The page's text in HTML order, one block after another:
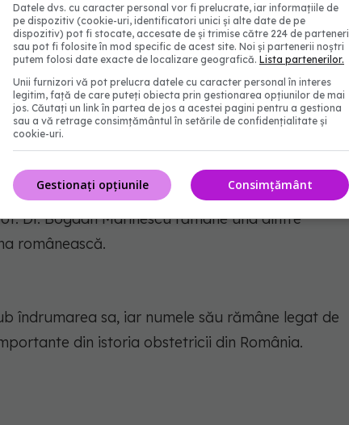
pentru transformările sistemului sanitar
1996 și senator în legislatura 1996-2000 în
București.
obstetricii românești
Dr. Bogdan Marinescu rămâne una dintre
românească.
îndrumarea sa, iar numele său rămâne legat de
din istoria obstetricii din România.
Datele dvs. cu caracter personal vor fi prelucrate, iar informațiile de
pe dispozitiv (cookie-uri, identificatori unici și alte date de pe
dispozitiv) pot fi stocate, accesate de și trimise către 224 de parteneri
sau pot fi folosite în mod specific de acest site. Noi și partenerii noștri
putem folosi date exacte de localizare geografică. Lista partenerilor.
Unii furnizori vă pot prelucra datele cu caracter personal în interes
legitim, față de care puteți obiecta prin gestionarea opțiunilor de mai
jos. Căutați un link în partea de jos a acestei pagini pentru a gestiona
sau a vă retrage consimțământul în setările de confidențialitate și
cookie-uri.
Consimțământ
Gestionați opțiunile